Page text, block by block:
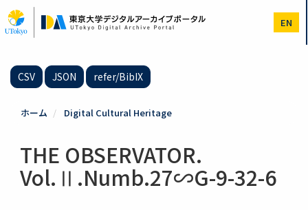
イ
ン
EN
CSV JSON refer/BibIX
ホーム Digital Cultural Heritage
THE OBSERVATOR.
Vol.Ⅱ.Numb.27∽G-9-32-6